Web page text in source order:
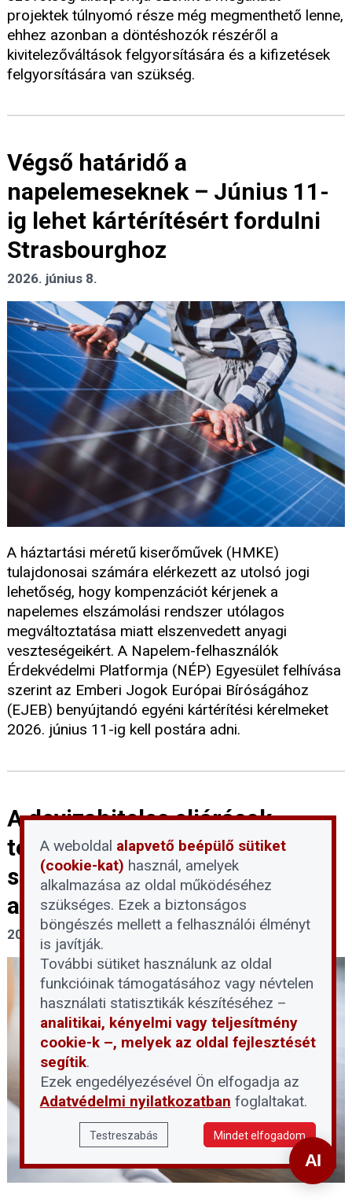
projektek túlnyomó része még megmenthető lenne,
ehhez azonban a döntéshozók részéről a
kivitelezőváltások felgyorsítására és a kifizetések
felgyorsítására van szükség.
Végső határidő a
napelemeseknek – Június 11-
ig lehet kártérítésért fordulni
Strasbourghoz
2026. június 8.
A háztartási méretű kiserőművek (HMKE)
tulajdonosai számára elérkezett az utolsó jogi
lehetőség, hogy kompenzációt kérjenek a
napelemes elszámolási rendszer utólagos
megváltoztatása miatt elszenvedett anyagi
veszteségeikért. A Napelem-felhasználók
Érdekvédelmi Platformja (NÉP) Egyesület felhívása
szerint az Emberi Jogok Európai Bíróságához
(EJEB) benyújtandó egyéni kártérítési kérelmeket
2026. június 11-ig kell postára adni.
A devizahiteles eljárások
tervezett felfüggesztése:
segítség vagy újabb akadály az
adósoknak?
2026. június 1.
A weboldal alapvető beépülő sütiket
(cookie-kat) használ, amelyek
alkalmazása az oldal működéséhez
szükséges. Ezek a biztonságos
böngészés mellett a felhasználói élményt
is javítják.
További sütiket használunk az oldal
funkcióinak támogatásához vagy névtelen
használati statisztikák készítéséhez –
analitikai, kényelmi vagy teljesítmény
cookie-k –, melyek az oldal fejlesztését
segítik.
Ezek engedélyezésével Ön elfogadja az
Adatvédelmi nyilatkozatban foglaltakat.
Testreszabás Mindet elfogadom